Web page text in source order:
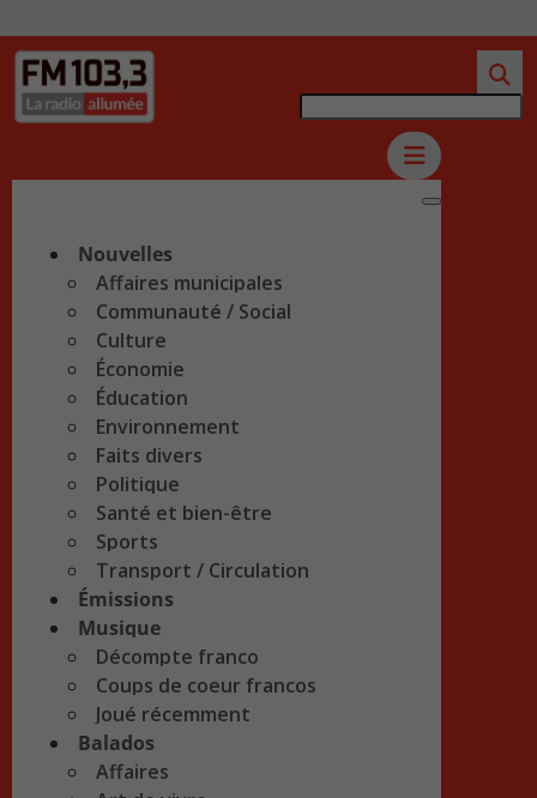
Nouvelles
Affaires municipales
Communauté / Social
Culture
Économie
Éducation
Environnement
Faits divers
Politique
Santé et bien-être
Sports
Transport / Circulation
Émissions
Musique
Décompte franco
Coups de coeur francos
Joué récemment
Balados
Affaires